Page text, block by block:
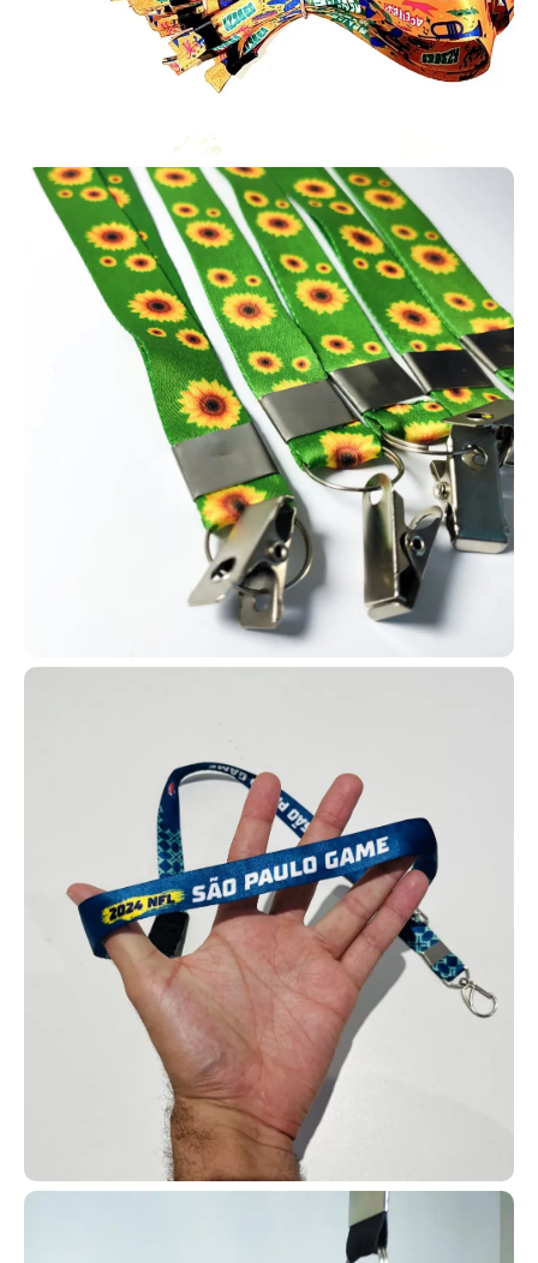
igreja em Palmas – PR? Você
chegou ao lugar certo! A
AlternativaCard produz carteirinhas
para membros com a inclusão de
informações que você precisar incluir no seu pedido.
É importante destacar que oferecemos uma grande variedade de
modelos de carteirinhas, para que você possa escolher o formato
que melhor se adequa à estrutura e identidade da sua igreja, com
total personalização.
Dessa forma, é possível fortalecer a fidelização da sua
membresia e utilizar os cartões em diferentes atividades, como
missões de evangelização em hospitais, abrigos, projetos sociais
e até missões internacionais.
Cartão personalizado em PVC de alta qualidade
Os cartões em PVC personalizados podem ser utilizados em uma
infinidade de aplicações, desde clubes de benefícios e
associações, como planos de saúde e outros serviços, até o
controle de acessos e programas de fidelização de clientes. De
forma geral, são amplamente usados por empresas como cartões
de desconto, acesso a benefícios e premiações internas.
magnéticas, ou ainda versões simples apenas com impressão.
Isso possibilita diversas automações e usos.
Aproveite todas essas possibilidades e crie automações com
cartões em PVC personalizados. Entre em contato e solicite o seu
agora mesmo!
Carteirinha escolar
Para identificação e benefícios
estudantis, como meia-entrada em
shows e cinemas, muitas
instituições adotam carteirinhas
escolares em PVC. Em Palmas,
fabricamos esses cartões com
opção de tecnologia RFID por
aproximação ou modelos
Produzimos carteirinhas estudantis em PVC para escolas e